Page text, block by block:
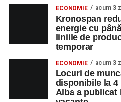
trupele de teatru„Gepetto”și
Seară cu tradiții
Fanfarei din Petrești;
Trupei de Dansuri
Alexandrei Pamfilie;
ECONOMIE acum 3
Kronospan
energie cu
liniile de
temporar
ECONOMIE acum 3
Locuri de
disponibile la 4
Alba a